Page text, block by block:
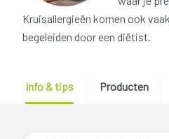
Kruisallergieën komen ook
begeleiden door een diëtist.
Info & tips Producten